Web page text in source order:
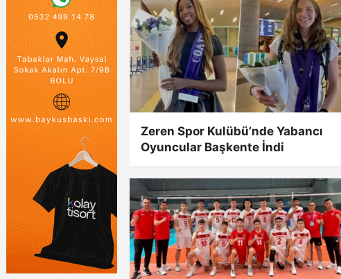
Zeren Spor Kulübü’nde Yabancı
Oyuncular Başkente İndi